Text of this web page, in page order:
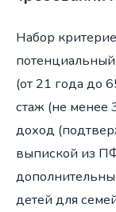
Набор
(от 21 года до
стаж (не менее
доход
выпиской из
детей для